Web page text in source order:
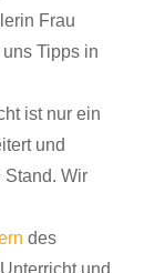
Frau
Tipps in
ist nur ein
und
Stand. Wir
des
und